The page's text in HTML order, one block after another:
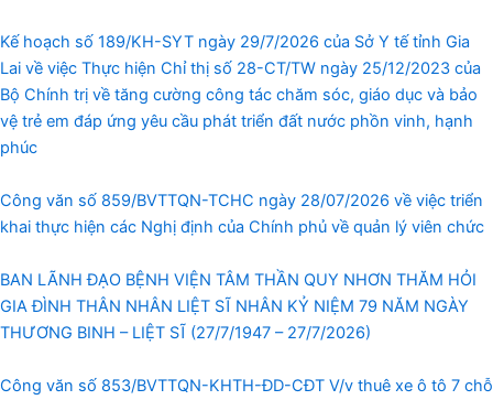
Kế hoạch số 189/KH-SYT ngày 29/7/2026 của Sở Y tế tỉnh Gia
Lai về việc Thực hiện Chỉ thị số 28-CT/TW ngày 25/12/2023 của
Bộ Chính trị về tăng cường công tác chăm sóc, giáo dục và bảo
vệ trẻ em đáp ứng yêu cầu phát triển đất nước phồn vinh, hạnh
phúc
Công văn số 859/BVTTQN-TCHC ngày 28/07/2026 về việc triển
khai thực hiện các Nghị định của Chính phủ về quản lý viên chức
BAN LÃNH ĐẠO BỆNH VIỆN TÂM THẦN QUY NHƠN THĂM HỎI
GIA ĐÌNH THÂN NHÂN LIỆT SĨ NHÂN KỶ NIỆM 79 NĂM NGÀY
THƯƠNG BINH – LIỆT SĨ (27/7/1947 – 27/7/2026)
Công văn số 853/BVTTQN-KHTH-ĐD-CĐT V/v thuê xe ô tô 7 chỗ